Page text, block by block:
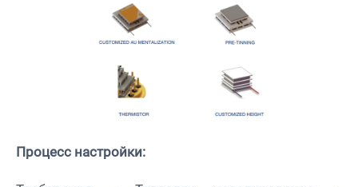
Процесс настройки: